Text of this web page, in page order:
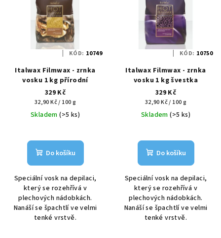
Italwax Filmwax - zrnka
vosku 1 kg přírodní
329 Kč
Měrná
cena:
32,90 Kč / 100 g
Skladem(>5 ks)
Do košíku
Speciální vosk na depilaci,
který se rozehřívá v
plechových nádobkách.
Nanáší se špachtlí ve velmi
tenké vrstvě.
KÓD: 10749
Italwax Filmwax - zrnka
vosku 1 kg švestka
329 Kč
Měrná
cena:
32,90 Kč / 100 g
Skladem(>5 ks)
Do košíku
Speciální vosk na depilaci,
který se rozehřívá v
plechových nádobkách.
Nanáší se špachtlí ve velmi
tenké vrstvě.
KÓD: 10750